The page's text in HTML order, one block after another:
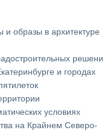
образы в архитектуре
и городах
условиях
на Крайнем Северо-